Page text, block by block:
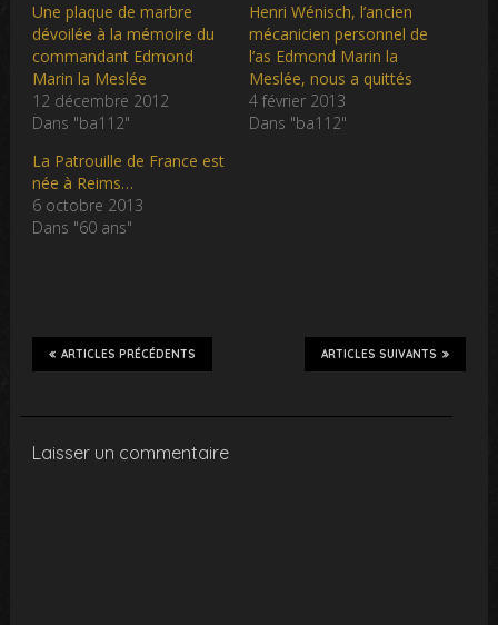
Une plaque de marbre
dévoilée à la mémoire du
commandant Edmond
Marin la Meslée
12 décembre 2012
Dans "ba112"
Henri Wénisch, l’ancien
mécanicien personnel de
l’as Edmond Marin la
Meslée, nous a quittés
4 février 2013
Dans "ba112"
La Patrouille de France est
née à Reims…
6 octobre 2013
Dans "60 ans"
ARTICLES SUIVANTS
ARTICLES PRÉCÉDENTS
Laisser un commentaire